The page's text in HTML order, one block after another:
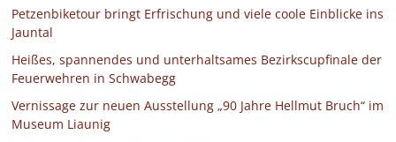
Petzenbiketour bringt Erfrischung und viele coole Einblicke ins
Jauntal
Heißes, spannendes und unterhaltsames Bezirkscupfinale der
Feuerwehren in Schwabegg
Vernissage zur neuen Ausstellung „90 Jahre Hellmut Bruch“ im
Museum Liaunig